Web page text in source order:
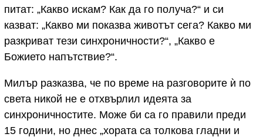
питат: „Какво искам? Как да го получа?“ и си
казват: „Какво ми показва животът сега? Какво ми
разкриват тези синхроничности?“, „Какво е
Божието напътствие?“.
Милър разказва, че по време на разговорите ѝ по
света никой не е отхвърлил идеята за
синхроничностите. Може би са го правили преди
15 години, но днес „хората са толкова гладни и